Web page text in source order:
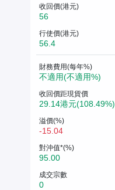
收回價(港元)
56
行使價(港元)
56.4
財務費用(每年%)
不適用(不適用%)
收回價距現貨價
29.14港元(108.49%)
溢價(%)
-15.04
對沖值*(%)
95.00
成交宗數
0